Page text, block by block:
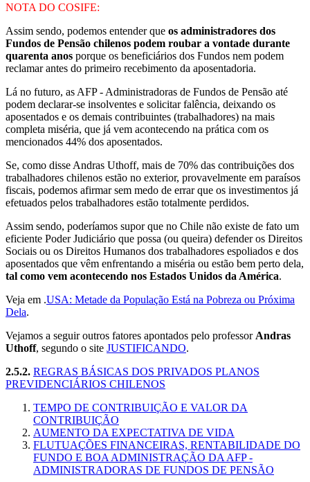
NOTA DO COSIFE:
Assim sendo, podemos entender que os administradores dos
Fundos de Pensão chilenos podem roubar a vontade durante
quarenta anos porque os beneficiários dos Fundos nem podem
reclamar antes do primeiro recebimento da aposentadoria.
Lá no futuro, as AFP - Administradoras de Fundos de Pensão até
podem declarar-se insolventes e solicitar falência, deixando os
aposentados e os demais contribuintes (trabalhadores) na mais
completa miséria, que já vem acontecendo na prática com os
mencionados 44% dos aposentados.
Se, como disse Andras Uthoff, mais de 70% das contribuições dos
trabalhadores chilenos estão no exterior, provavelmente em paraísos
fiscais, podemos afirmar sem medo de errar que os investimentos já
efetuados pelos trabalhadores estão totalmente perdidos.
Assim sendo, poderíamos supor que no Chile não existe de fato um
eficiente Poder Judiciário que possa (ou queira) defender os Direitos
Sociais ou os Direitos Humanos dos trabalhadores espoliados e dos
aposentados que vêm enfrentando a miséria ou estão bem perto dela,
tal como vem acontecendo nos Estados Unidos da América.
Veja em .USA: Metade da População Está na Pobreza ou Próxima
Dela.
Vejamos a seguir outros fatores apontados pelo professor Andras
Uthoff, segundo o site JUSTIFICANDO.
2.5.2. REGRAS BÁSICAS DOS PRIVADOS PLANOS
PREVIDENCIÁRIOS CHILENOS
TEMPO DE CONTRIBUIÇÃO E VALOR DA
CONTRIBUIÇÃO
AUMENTO DA EXPECTATIVA DE VIDA
FLUTUAÇÕES FINANCEIRAS, RENTABILIDADE DO
FUNDO E BOA ADMINISTRAÇÃO DA AFP -
ADMINISTRADORAS DE FUNDOS DE PENSÃO